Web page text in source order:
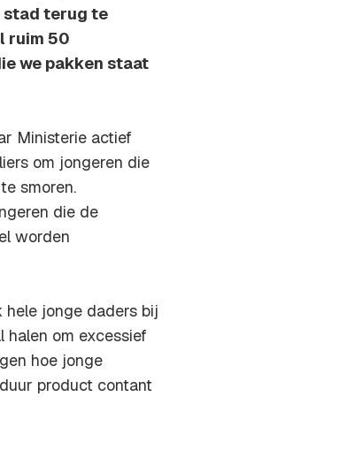
stad terug te
ruim 50
we pakken staat
Ministerie actief
om jongeren die
smoren.
die de
worden
hele jonge daders bij
halen om excessief
hoe jonge
product contant